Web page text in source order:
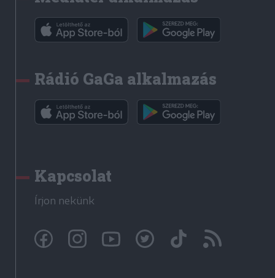
Rádió GaGa alkalmazás
Kapcsolat
Írjon nekünk